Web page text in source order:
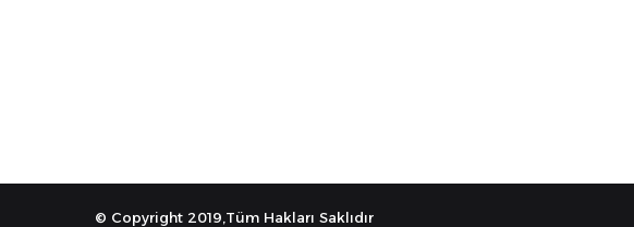
© Copyright 2019,Tüm Hakları Saklıdır